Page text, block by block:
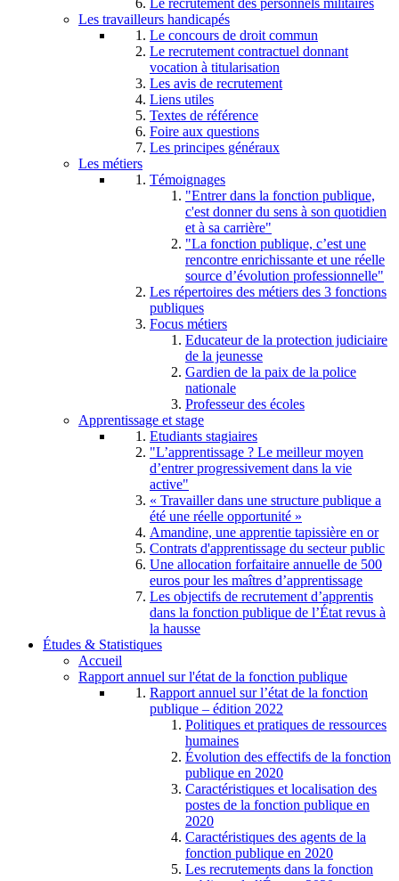
Les travailleurs handicapés
Le concours de droit commun
Le recrutement contractuel donnant
vocation à titularisation
Les avis de recrutement
Liens utiles
Textes de référence
Foire aux questions
Les principes généraux
Les métiers
Témoignages
"Entrer dans la fonction publique,
c'est donner du sens à son quotidien
et à sa carrière"
"La fonction publique, c’est une
rencontre enrichissante et une réelle
source d’évolution professionnelle"
Les répertoires des métiers des 3 fonctions
publiques
Focus métiers
Educateur de la protection judiciaire
de la jeunesse
Gardien de la paix de la police
nationale
Professeur des écoles
Apprentissage et stage
Etudiants stagiaires
"L’apprentissage ? Le meilleur moyen
d’entrer progressivement dans la vie
active"
« Travailler dans une structure publique a
été une réelle opportunité »
Amandine, une apprentie tapissière en or
Contrats d'apprentissage du secteur public
Une allocation forfaitaire annuelle de 500
euros pour les maîtres d’apprentissage
Les objectifs de recrutement d’apprentis
dans la fonction publique de l’État revus à
la hausse
Études & Statistiques
Accueil
Rapport annuel sur l'état de la fonction publique
Rapport annuel sur l’état de la fonction
publique – édition 2022
Politiques et pratiques de ressources
humaines
Évolution des effectifs de la fonction
publique en 2020
Caractéristiques et localisation des
postes de la fonction publique en
2020
Caractéristiques des agents de la
fonction publique en 2020
Les recrutements dans la fonction